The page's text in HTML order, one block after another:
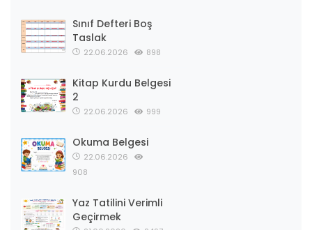
Sınıf Defteri Boş
Taslak
22.06.2026 898
Kitap Kurdu Belgesi
2
22.06.2026 999
Okuma Belgesi
22.06.2026
908
Yaz Tatilini Verimli
Geçirmek